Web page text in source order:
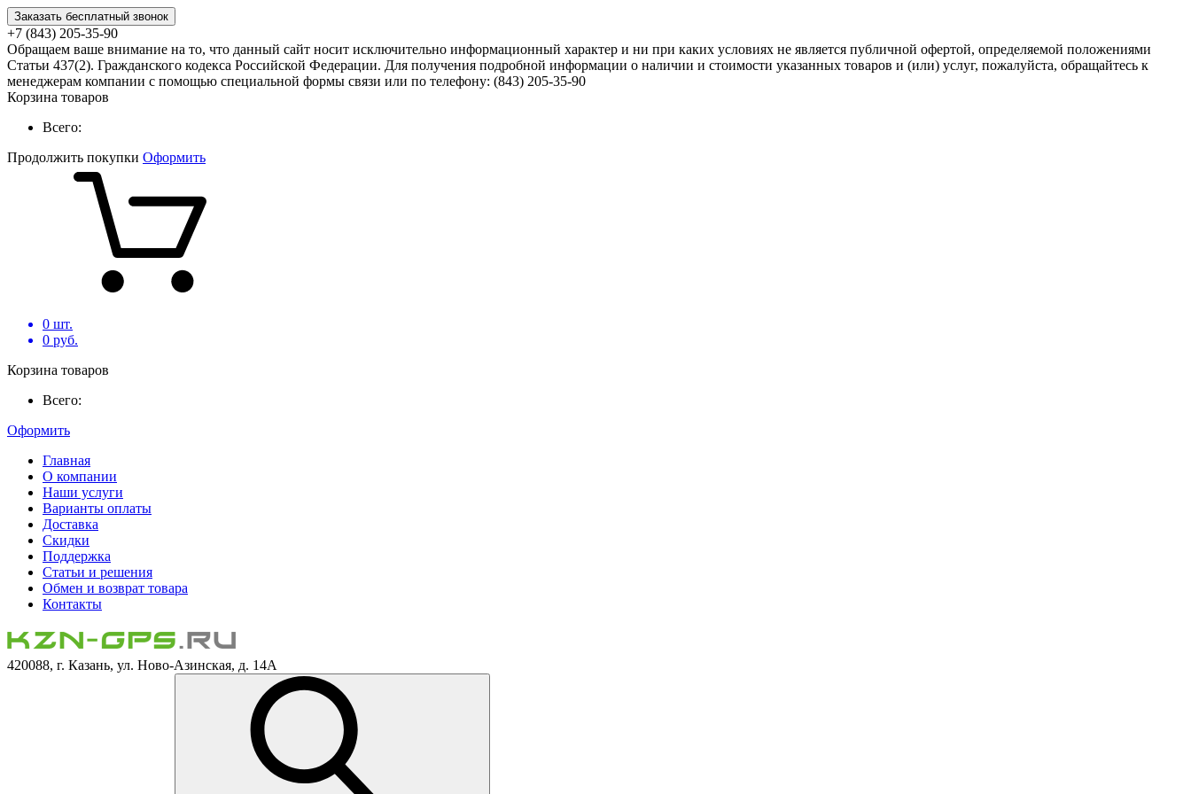
Заказать бесплатный звонок
+7 (843) 205-35-90
Обращаем ваше внимание на то, что данный сайт носит исключительно информационный характер и ни при каких условиях не является публичной офертой, определяемой положениями
Статьи 437(2). Гражданского кодекса Российской Федерации. Для получения подробной информации о наличии и стоимости указанных товаров и (или) услуг, пожалуйста, обращайтесь к
менеджерам компании с помощью специальной формы связи или по телефону: (843) 205-35-90
Корзина товаров
Всего:
Продолжить покупки Оформить
0 шт.
0 руб.
Корзина товаров
Всего:
Оформить
Главная
О компании
Наши услуги
Варианты оплаты
Доставка
Скидки
Поддержка
Статьи и решения
Обмен и возврат товара
Контакты
420088, г. Казань, ул. Ново-Азинская, д. 14А